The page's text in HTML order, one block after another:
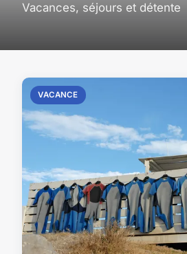
Vacances, séjours et détente
VACANCE